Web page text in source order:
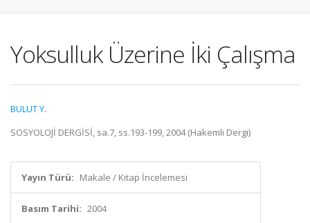
Yoksulluk Üzerine İki Çalışma
BULUT Y.
SOSYOLOJİ DERGİSİ, sa.7, ss.193-199, 2004 (Hakemli Dergi)
Yayın Türü: Makale / Kitap İncelemesi
Basım Tarihi: 2004